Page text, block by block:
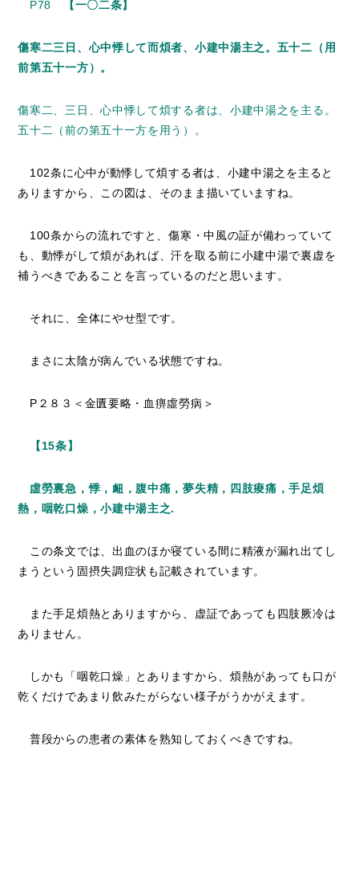
P78 【一〇二条】
傷寒二三日、心中悸して而煩者、小建中湯主之。五十二（用
前第五十一方）。
傷寒二、三日、心中悸して煩する者は、小建中湯之を主る。
五十二（前の第五十一方を用う）。
102条に心中が動悸して煩する者は、小建中湯之を主ると
ありますから、この図は、そのまま描いていますね。
100条からの流れですと、傷寒・中風の証が備わっていて
も、動悸がして煩があれば、汗を取る前に小建中湯で裏虚を
補うべきであることを言っているのだと思います。
それに、全体にやせ型です。
まさに太陰が病んでいる状態ですね。
P２８３＜金匱要略・血痹虛勞病＞
【15条】
虛勞裏急，悸，衄，腹中痛，夢失精，四肢痠痛，手足煩
熱，咽乾口燥，小建中湯主之.
この条文では、出血のほか寝ている間に精液が漏れ出てし
まうという固摂失調症状も記載されています。
また手足煩熱とありますから、虚証であっても四肢厥冷は
ありません。
しかも「咽乾口燥」とありますから、煩熱があっても口が
乾くだけであまり飲みたがらない様子がうかがえます。
普段からの患者の素体を熟知しておくべきですね。